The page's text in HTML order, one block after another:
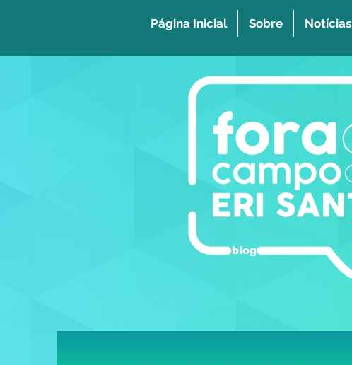
Página Inicial Sobre Notícias
blog